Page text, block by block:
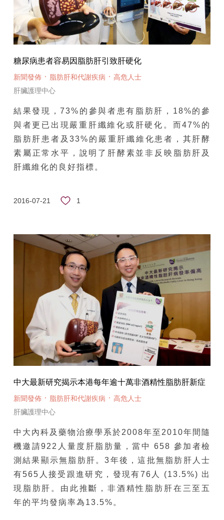
糖尿病患者容易因脂肪肝引致肝硬化
新聞發佈· 脂肪肝和代謝疾病 · 高危人士
肝臟護理中心
結果發現，73%的參與者患有脂肪肝，18%的參
與者更已出現嚴重肝纖維化或肝硬化。而47%的
脂肪肝患者及33%的嚴重肝纖維化患者，其肝酵
素屬正常水平，說明了肝酵素並非反映脂肪肝及
肝纖維化的良好指標。
2016-07-21 1
中大最新研究揭示本港每年逾十萬非酒精性脂肪肝新症
新聞發佈· 脂肪肝和代謝疾病 · 高危人士
肝臟護理中心
中大內科及藥物治療學系於2008年至2010年間隨
機邀請922人量度肝脂肪量，當中 658 參加者檢
測結果顯示無脂肪肝。3年後，這批無脂肪肝人士
有565人接受跟進研究，發現有76人 (13.5%) 出
現脂肪肝。由此推斷，非酒精性脂肪肝在三至五
年的平均發病率為13.5%。